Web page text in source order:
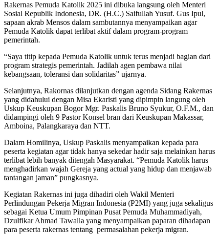
Rakernas Pemuda Katolik 2025 ini dibuka langsung oleh Menteri
Sosial Republik Indonesia, DR. (H.C.) Saifullah Yusuf. Gus Ipul,
sapaan akrab Mensos dalam sambutannya menyampaikan agar
Pemuda Katolik dapat terlibat aktif dalam program-program
pemerintah.
“Saya titip kepada Pemuda Katolik untuk terus menjadi bagian dari
program strategis pemerintah. Jadilah agen pembawa nilai
kebangsaan, toleransi dan solidaritas” ujarnya.
Selanjutnya, Rakornas dilanjutkan dengan agenda Sidang Rakernas
yang didahului dengan Misa Ekaristi yang dipimpin langung oleh
Uskup Keuskupan Bogor Mgr. Paskalis Bruno Syukur, O.F.M., dan
didampingi oleh 9 Pastor Konsel bran dari Keuskupan Makassar,
Amboina, Palangkaraya dan NTT.
Dalam Homilinya, Uskup Paskalis menyampaikan kepada para
peserta kegiatan agar tidak hanya sekedar hadir saja melainkan harus
terlibat lebih banyak ditengah Masyarakat. “Pemuda Katolik harus
menghadirkan wajah Gereja yang actual yang hidup dan menjawab
tantangan jaman” pungkasnya.
Kegiatan Rakernas ini juga dihadiri oleh Wakil Menteri
Perlindungan Pekerja Migran Indonesia (P2MI) yang juga sekaligus
sebagai Ketua Umum Pimpinan Pusat Pemuda Muhammadiyah,
Dzulfikar Ahmad Tawalla yang menyampaikan paparan dihadapan
para peserta rakernas tentang permasalahan pekerja migran.